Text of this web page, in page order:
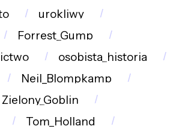
urokliwy
Forrest_Gump
osobista_historia
Neil_Blompkamp
Zielony_Goblin
Tom_Holland